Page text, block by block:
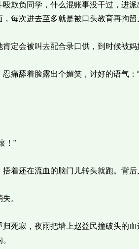
负同学，什么混账事没干过，进派
每次进去至多就是被口头教育再拘留
会被叫去配合录口供，到时候被妈
舔着脸露出个媚笑，讨好的语气：
！”
还在流血的脑门儿转头就跑。背后
。
寂，夜雨把墙上赵益民撞破头的血